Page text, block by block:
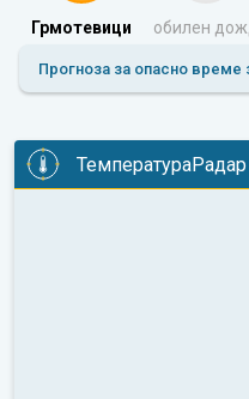
Грмотевици обилен
Прогноза за опасно време
ТемператураРадар